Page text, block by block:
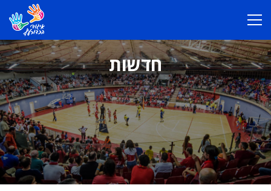
חדשות